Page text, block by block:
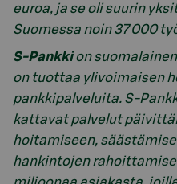
euroa, ja se oli suurin
Suomessa noin 37 000
S-Pankkion
on tuottaa ylivoimaisen
pankkipalveluita. S-
kattavat palvelut
hoitamiseen,
hankintojen